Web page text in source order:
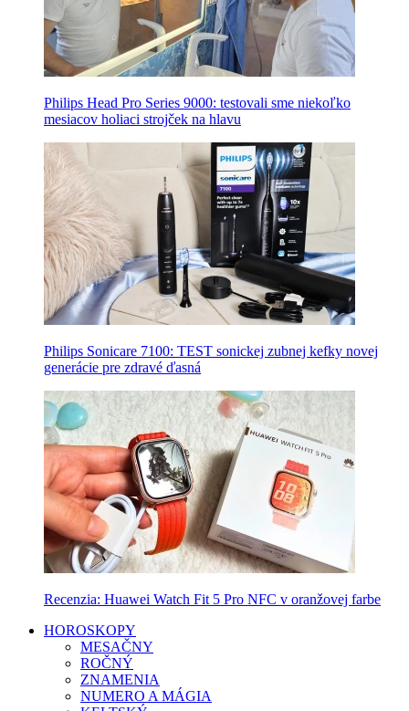
Philips Head Pro Series 9000: testovali sme niekoľko
mesiacov holiaci strojček na hlavu
Philips Sonicare 7100: TEST sonickej zubnej kefky novej
generácie pre zdravé ďasná
Recenzia: Huawei Watch Fit 5 Pro NFC v oranžovej farbe
HOROSKOPY
MESAČNY
ROČNÝ
ZNAMENIA
NUMERO A MÁGIA